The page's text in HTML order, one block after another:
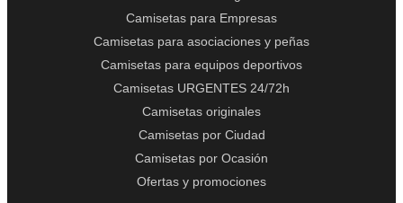
Camisetas para Empresas
Camisetas para asociaciones y peñas
Camisetas para equipos deportivos
Camisetas URGENTES 24/72h
Camisetas originales
Camisetas por Ciudad
Camisetas por Ocasión
Ofertas y promociones